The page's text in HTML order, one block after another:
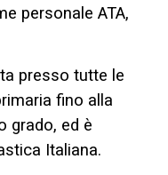
personale ATA,
presso tutte le
fino alla
grado, ed è
Italiana.